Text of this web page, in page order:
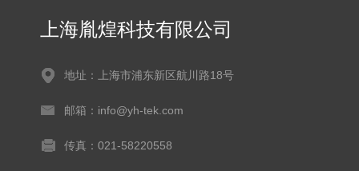
上海胤煌科技有限公司
地址：上海市浦东新区航川路18号
邮箱：info@yh-tek.com
传真：021-58220558